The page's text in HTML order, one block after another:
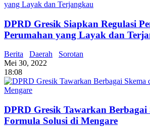
DPRD Gresik Siapkan Regulasi
Perumahan yang Layak dan
Berita Daerah
Sorotan
Mei 30, 2022
18:08
DPRD Gresik Tawarkan Berbagai
Formula Solusi di Mengare